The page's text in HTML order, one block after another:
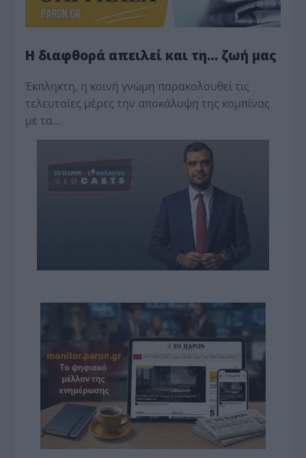
Η διαφθορά απειλεί και τη… ζωή μας
Έκπληκτη, η κοινή γνώμη παρακολουθεί τις
τελευταίες μέρες την αποκάλυψη της κο­μπίνας
με τα…